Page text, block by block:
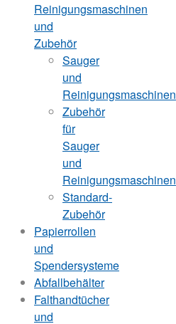
Reinigungsmaschinen
und
Zubehör
Sauger
und
Reinigungsmaschinen
Zubehör
für
Sauger
und
Reinigungsmaschinen
Standard-
Zubehör
Papierrollen
und
Spendersysteme
Abfallbehälter
Falthandtücher
und